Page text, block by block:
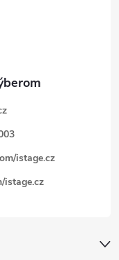
istage.cz
istage.cz